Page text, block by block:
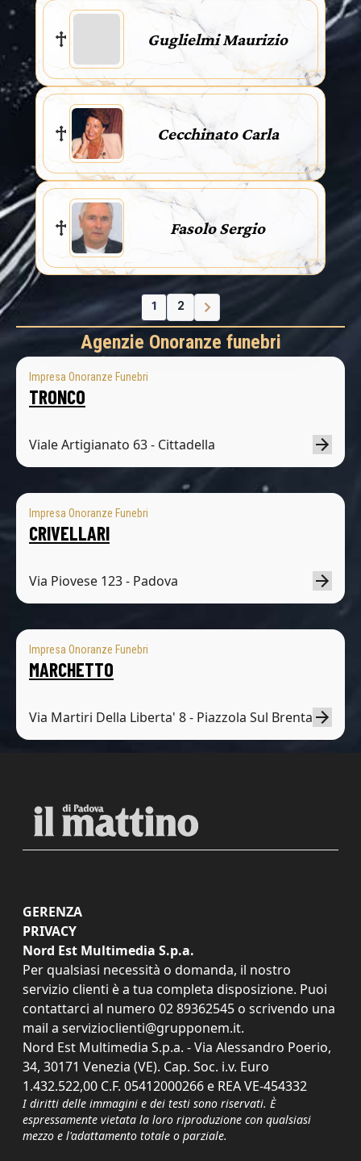
Guglielmi Maurizio
Cecchinato Carla
Fasolo Sergio
1 2
Agenzie Onoranze funebri
Impresa Onoranze Funebri
TRONCO
Viale Artigianato 63 - Cittadella
Impresa Onoranze Funebri
CRIVELLARI
Via Piovese 123 - Padova
Impresa Onoranze Funebri
MARCHETTO
Via Martiri Della Liberta' 8 - Piazzola Sul Brenta
GERENZA
PRIVACY
Nord Est Multimedia S.p.a.
Per qualsiasi necessità o domanda, il nostro
servizio clienti è a tua completa disposizione. Puoi
contattarci al numero 02 89362545 o scrivendo una
mail a servizioclienti@grupponem.it.
Nord Est Multimedia S.p.a. - Via Alessandro Poerio,
34, 30171 Venezia (VE). Cap. Soc. i.v. Euro
1.432.522,00 C.F. 05412000266 e REA VE-454332
I diritti delle immagini e dei testi sono riservati. È
espressamente vietata la loro riproduzione con qualsiasi
mezzo e l'adattamento totale o parziale.